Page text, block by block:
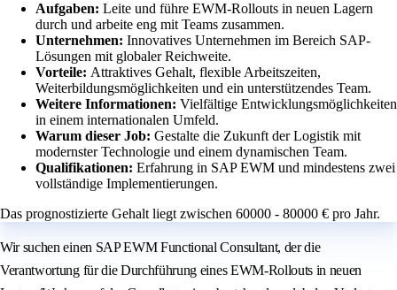
Aufgaben: Leite und führe EWM-Rollouts in neuen Lagern
durch und arbeite eng mit Teams zusammen.
Unternehmen: Innovatives Unternehmen im Bereich SAP-
Lösungen mit globaler Reichweite.
Vorteile: Attraktives Gehalt, flexible Arbeitszeiten,
Weiterbildungsmöglichkeiten und ein unterstützendes Team.
Weitere Informationen: Vielfältige Entwicklungsmöglichkeiten
in einem internationalen Umfeld.
Warum dieser Job: Gestalte die Zukunft der Logistik mit
modernster Technologie und einem dynamischen Team.
Qualifikationen: Erfahrung in SAP EWM und mindestens zwei
vollständige Implementierungen.
Das prognostizierte Gehalt liegt zwischen 60000 - 80000 € pro Jahr.
Wir suchen einen SAP EWM Functional Consultant, der die
Verantwortung für die Durchführung eines EWM-Rollouts in neuen